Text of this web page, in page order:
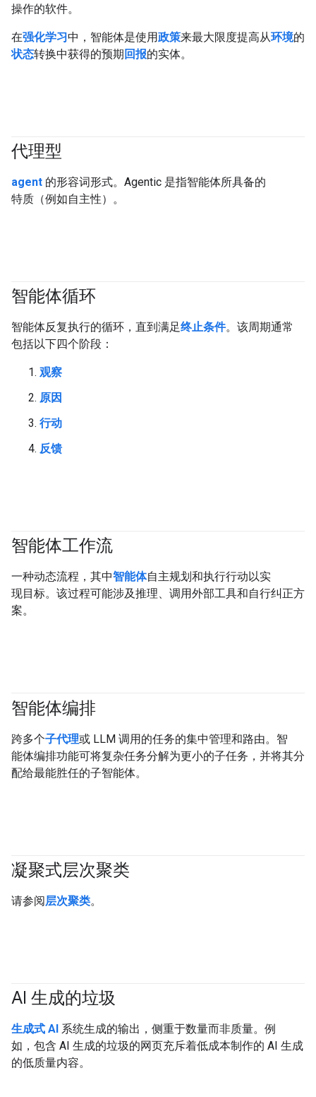
操作的软件。
在强化学习中，智能体是使用政策来最大限度提高从环境的
状态转换中获得的预期 回报的实体。
代理型
agent 的形容词形式。Agentic 是指智能体所具备的
特质（例如自主性）。
智能体循环
智能体反复执行的循环，直到满足终止条件。该周期通常
包括以下四个阶段：
观察
原因
行动
反馈
智能体工作流
一种动态流程，其中智能体自主规划和执行行动以实
现目标。该过程可能涉及推理、调用外部工具和自行纠正方
案。
智能体编排
跨多个子代理或 LLM 调用的任务的集中管理和路由。智
能体编排功能可将复杂任务分解为更小的子任务，并将其分
配给最能胜任的子智能体。
凝聚式层次聚类
请参阅层次聚类。
AI 生成的垃圾
生成式 AI 系统生成的输出，侧重于数量而非质量。例
如，包含 AI 生成的垃圾的网页充斥着低成本制作的 AI 生成
的低质量内容。